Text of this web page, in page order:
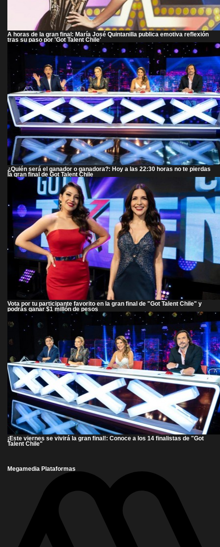
A horas de la gran final: María José Quintanilla publica emotiva reflexión
tras su paso por 'Got Talent Chile'
¿Quién será el ganador o ganadora?: Hoy a las 22:30 horas no te pierdas
la gran final de Got Talent Chile
Vota por tu participante favorito en la gran final de "Got Talent Chile" y
podrás ganar $1 millón de pesos
¡Este viernes se vivirá la gran final!: Conoce a los 14 finalistas de "Got
Talent Chile"
Megamedia Plataformas